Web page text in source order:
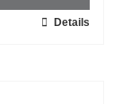
Details